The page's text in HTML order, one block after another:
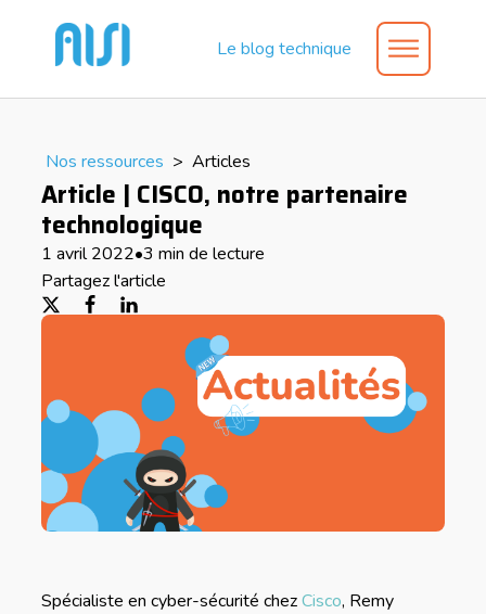
Le blog technique
Nos ressources > Articles
Article | CISCO, notre partenaire
technologique
1 avril 2022•3 min de lecture
Partagez l'article
Spécialiste en cyber-sécurité chezCisco, Remy